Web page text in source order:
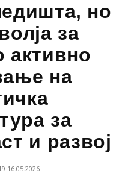
но
за
активно
на
за
и развој
16.05.2026